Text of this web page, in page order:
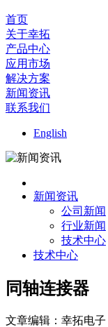
首页
关于幸拓
产品中心
应用市场
解决方案
新闻资讯
联系我们
English
新闻资讯
公司新闻
行业新闻
技术中心
技术中心
同轴连接器
文章编辑：幸拓电子